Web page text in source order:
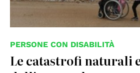
PERSONE CON DISABILITÀ
Le catastrofi naturali